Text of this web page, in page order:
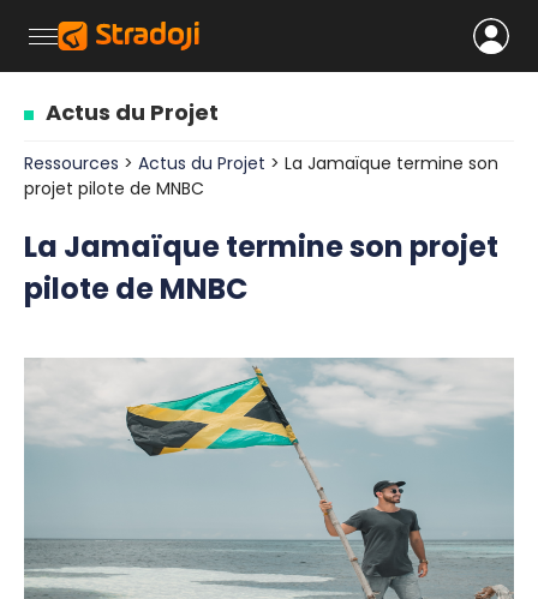
Actus du Projet
Ressources > Actus du Projet > La Jamaïque termine son
projet pilote de MNBC
La Jamaïque termine son projet
pilote de MNBC